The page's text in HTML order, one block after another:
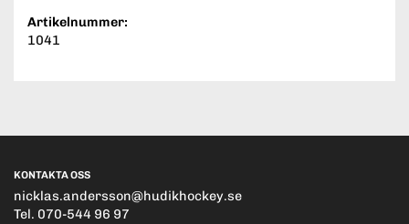
Artikelnummer:
1041
KONTAKTA OSS
nicklas.andersson@hudikhockey.se
Tel. 070-544 96 97